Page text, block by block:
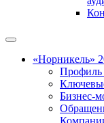
«Норникель»
Бизнес-